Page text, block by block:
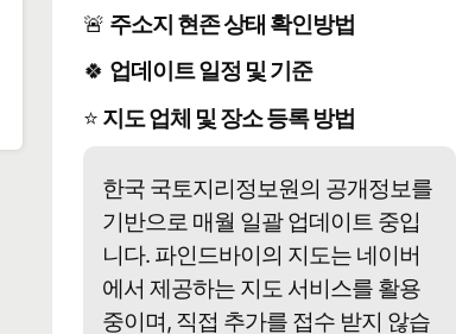
🚨 주소지 현존 상태 확인방법
🍀 업데이트 일정 및 기준
⭐ 지도 업체 및 장소 등록 방법
한국 국토지리정보원의 공개정보를
기반으로 매월 일괄 업데이트 중입
니다. 파인드바이의 지도는 네이버
에서 제공하는 지도 서비스를 활용
중이며, 직접 추가를 접수 받지 않습